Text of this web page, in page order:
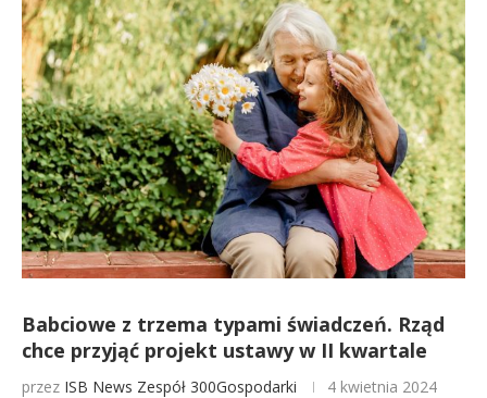
Babciowe z trzema typami świadczeń. Rząd
chce przyjąć projekt ustawy w II kwartale
przez ISB News Zespół 300Gospodarki 4 kwietnia 2024